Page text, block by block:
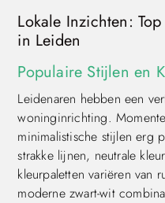
Lokale Inzichten:
in Leiden
Populaire Stijlen en
Leidenaren hebben een
woninginrichting.
minimalistische stijlen erg
strakke lijnen, neutrale
kleurpaletten variëren van
moderne zwart-wit